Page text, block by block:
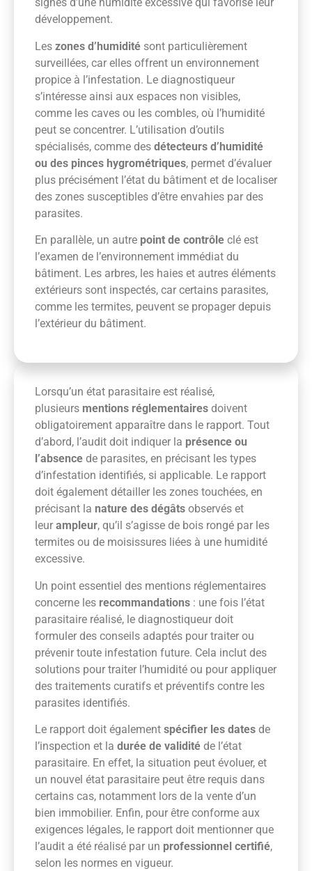
développement.
Les zones d’humidité sont particulièrement
surveillées, car elles offrent un environnement
propice à l’infestation. Le diagnostiqueur
s’intéresse ainsi aux espaces non visibles,
comme les caves ou les combles, où l’humidité
peut se concentrer. L’utilisation d’outils
spécialisés, comme des détecteurs d’humidité
ou des pinces hygrométriques, permet d’évaluer
plus précisément l’état du bâtiment et de localiser
des zones susceptibles d’être envahies par des
parasites.
En parallèle, un autre point de contrôle clé est
l’examen de l’environnement immédiat du
bâtiment. Les arbres, les haies et autres éléments
extérieurs sont inspectés, car certains parasites,
comme les termites, peuvent se propager depuis
l’extérieur du bâtiment.
Lorsqu’un état parasitaire est réalisé,
plusieurs mentions réglementaires doivent
obligatoirement apparaître dans le rapport. Tout
d’abord, l’audit doit indiquer la présence ou
l’absence de parasites, en précisant les types
d’infestation identifiés, si applicable. Le rapport
doit également détailler les zones touchées, en
précisant la nature des dégâts observés et
leur ampleur, qu’il s’agisse de bois rongé par les
termites ou de moisissures liées à une humidité
excessive.
Un point essentiel des mentions réglementaires
concerne les recommandations : une fois l’état
parasitaire réalisé, le diagnostiqueur doit
formuler des conseils adaptés pour traiter ou
prévenir toute infestation future. Cela inclut des
solutions pour traiter l’humidité ou pour appliquer
des traitements curatifs et préventifs contre les
parasites identifiés.
Le rapport doit également spécifier les dates de
l’inspection et la durée de validité de l’état
parasitaire. En effet, la situation peut évoluer, et
un nouvel état parasitaire peut être requis dans
certains cas, notamment lors de la vente d’un
bien immobilier. Enfin, pour être conforme aux
exigences légales, le rapport doit mentionner que
l’audit a été réalisé par un professionnel certifié,
selon les normes en vigueur.